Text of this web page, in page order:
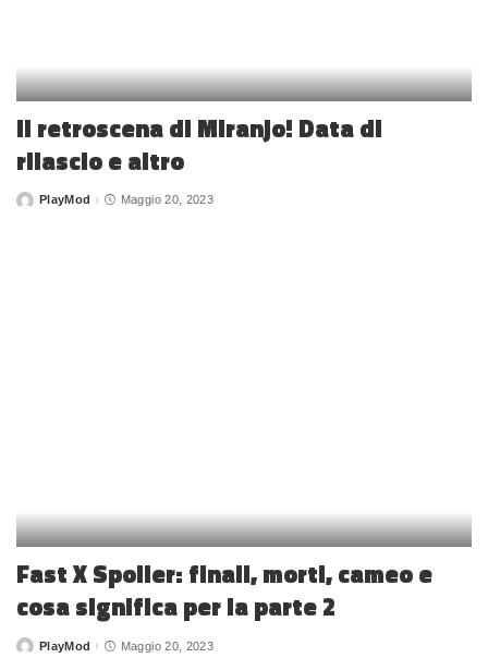
Il retroscena di Miranjo! Data di
rilascio e altro
PostedPlayMod Maggio 20, 2023
Fast X Spoiler: finali, morti, cameo e
cosa significa per la parte 2
PostedPlayMod Maggio 20, 2023